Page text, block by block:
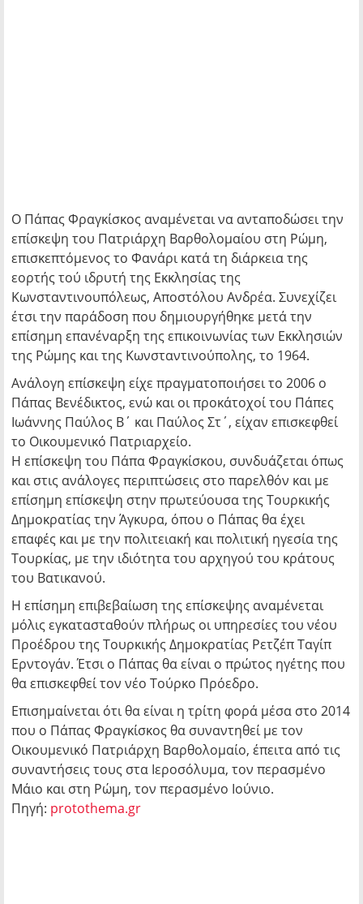
Ο Πάπας Φραγκίσκος αναμένεται να ανταποδώσει την
επίσκεψη του Πατριάρχη Βαρθολομαίου στη Ρώμη,
επισκεπτόμενος το Φανάρι κατά τη διάρκεια της
εορτής τού ιδρυτή της Εκκλησίας της
Κωνσταντινουπόλεως, Αποστόλου Ανδρέα. Συνεχίζει
έτσι την παράδοση που δημιουργήθηκε μετά την
επίσημη επανέναρξη της επικοινωνίας των Εκκλησιών
της Ρώμης και της Κωνσταντινούπολης, το 1964.
Ανάλογη επίσκεψη είχε πραγματοποιήσει το 2006 ο
Πάπας Βενέδικτος, ενώ και οι προκάτοχοί του Πάπες
Ιωάννης Παύλος Β΄ και Παύλος Στ΄, είχαν επισκεφθεί
το Οικουμενικό Πατριαρχείο.
Η επίσκεψη του Πάπα Φραγκίσκου, συνδυάζεται όπως
και στις ανάλογες περιπτώσεις στο παρελθόν και με
επίσημη επίσκεψη στην πρωτεύουσα της Τουρκικής
Δημοκρατίας την Άγκυρα, όπου ο Πάπας θα έχει
επαφές και με την πολιτειακή και πολιτική ηγεσία της
Τουρκίας, με την ιδιότητα του αρχηγού του κράτους
του Βατικανού.
Η επίσημη επιβεβαίωση της επίσκεψης αναμένεται
μόλις εγκατασταθούν πλήρως οι υπηρεσίες του νέου
Προέδρου της Τουρκικής Δημοκρατίας Ρετζέπ Ταγίπ
Ερντογάν. Έτσι ο Πάπας θα είναι ο πρώτος ηγέτης που
θα επισκεφθεί τον νέο Τούρκο Πρόεδρο.
Επισημαίνεται ότι θα είναι η τρίτη φορά μέσα στο 2014
που ο Πάπας Φραγκίσκος θα συναντηθεί με τον
Οικουμενικό Πατριάρχη Βαρθολομαίο, έπειτα από τις
συναντήσεις τους στα Ιεροσόλυμα, τον περασμένο
Μάιο και στη Ρώμη, τον περασμένο Ιούνιο.
Πηγή: protothema.gr